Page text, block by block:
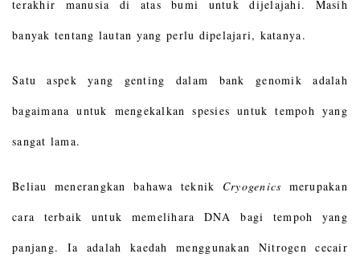
terakhir manusia di atas bumi untuk dijelajahi. Masih
banyak tentang lautan yang perlu dipelajari, katanya.
Satu aspek yang genting dalam bank genomik adalah
bagaimana untuk mengekalkan spesies untuk tempoh yang
sangat lama.
Beliau menerangkan bahawa teknik Cryogenics merupakan
cara terbaik untuk memelihara DNA bagi tempoh yang
panjang. Ia adalah kaedah menggunakan Nitrogen cecair